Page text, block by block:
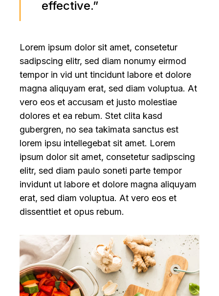
effective.”
Lorem ipsum dolor sit amet, consetetur
sadipscing elitr, sed diam nonumy eirmod
tempor in vid unt tincidunt labore et dolore
magna aliquyam erat, sed diam voluptua. At
vero eos et accusam et justo molestiae
dolores et ea rebum. Stet clita kasd
gubergren, no sea takimata sanctus est
lorem ipsu intellegebat sit amet. Lorem
ipsum dolor sit amet, consetetur sadipscing
elitr, sed diam paulo soneti parte tempor
invidunt ut labore et dolore magna aliquyam
erat, sed diam voluptua. At vero eos et
dissenttiet et opus rebum.